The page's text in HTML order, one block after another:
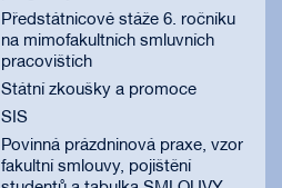
Předstátnicové stáže 6. ročníku
na mimofakultních smluvních
pracovištích
Státní zkoušky a promoce
SIS
Povinná prázdninová praxe, vzor
fakultní smlouvy, pojištění